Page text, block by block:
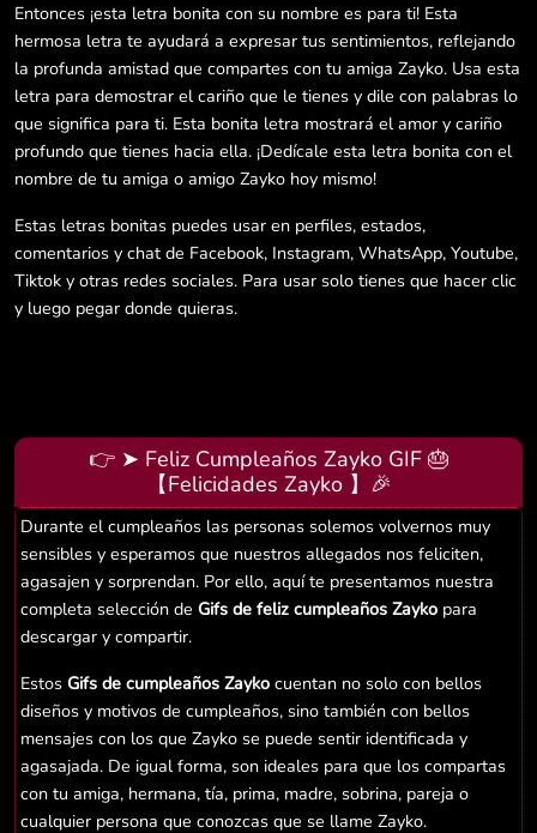
Entonces ¡esta letra bonita con su nombre es para ti! Esta
hermosa letra te ayudará a expresar tus sentimientos, reflejando
la profunda amistad que compartes con tu amiga Zayko. Usa esta
letra para demostrar el cariño que le tienes y dile con palabras lo
que significa para ti. Esta bonita letra mostrará el amor y cariño
profundo que tienes hacia ella. ¡Dedícale esta letra bonita con el
nombre de tu amiga o amigo Zayko hoy mismo!
Estas letras bonitas puedes usar en perfiles, estados,
comentarios y chat de Facebook, Instagram, WhatsApp, Youtube,
Tiktok y otras redes sociales. Para usar solo tienes que hacer clic
y luego pegar donde quieras.
👉 ➤ Feliz Cumpleaños Zayko GIF 🎂
【Felicidades Zayko 】🎉
Durante el cumpleaños las personas solemos volvernos muy
sensibles y esperamos que nuestros allegados nos feliciten,
agasajen y sorprendan. Por ello, aquí te presentamos nuestra
completa selección de Gifs de feliz cumpleaños Zayko para
descargar y compartir.
Estos Gifs de cumpleaños Zayko cuentan no solo con bellos
diseños y motivos de cumpleaños, sino también con bellos
mensajes con los que Zayko se puede sentir identificada y
agasajada. De igual forma, son ideales para que los compartas
con tu amiga, hermana, tía, prima, madre, sobrina, pareja o
cualquier persona que conozcas que se llame Zayko.